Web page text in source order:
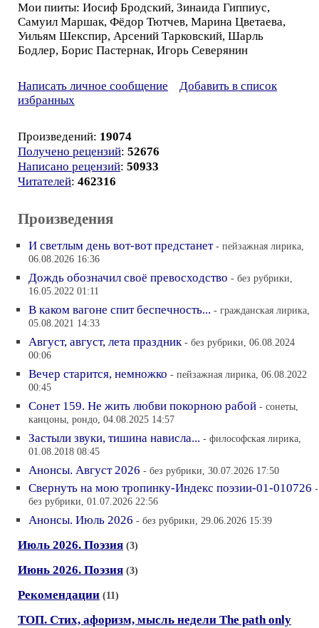
Мои пииты: Иосиф Бродский, Зинаида Гиппиус,
Самуил Маршак, Фёдор Тютчев, Марина Цветаева,
Уильям Шекспир, Арсений Тарковский, Шарль
Бодлер, Борис Пастернак, Игорь Северянин
Написать личное сообщение
Добавить в список
избранных
Произведений: 19074
Получено рецензий: 52676
Написано рецензий: 50933
Читателей: 462316
Произведения
И светлым день вот-вот предстанет - пейзажная лирика,
06.08.2026 16:36
Дождь обозначил своё превосходство - без рубрики,
16.05.2022 01:11
В каком вагоне спит беспечность... - гражданская лирика,
05.08.2021 14:33
Август, август, лета праздник - без рубрики, 06.08.2024
00:06
Вечер старится, немножко - пейзажная лирика, 06.08.2022
00:45
Сонет 159. Не жить любви покорною рабой - сонеты,
канцоны, рондо, 04.08.2025 14:57
Застыли звуки, тишина нависла... - философская лирика,
01.08.2018 08:45
Анонсы. Август 2026 - без рубрики, 30.07.2026 17:50
Свернуть на мою тропинку-Индекс поэзии-01-010726 -
без рубрики, 01.07.2026 22:56
Анонсы. Июль 2026 - без рубрики, 29.06.2026 15:39
Июль 2026. Поэзия (3)
Июнь 2026. Поэзия (3)
Рекомендации (11)
ТОП. Стих, афоризм, мысль недели Тhe path only